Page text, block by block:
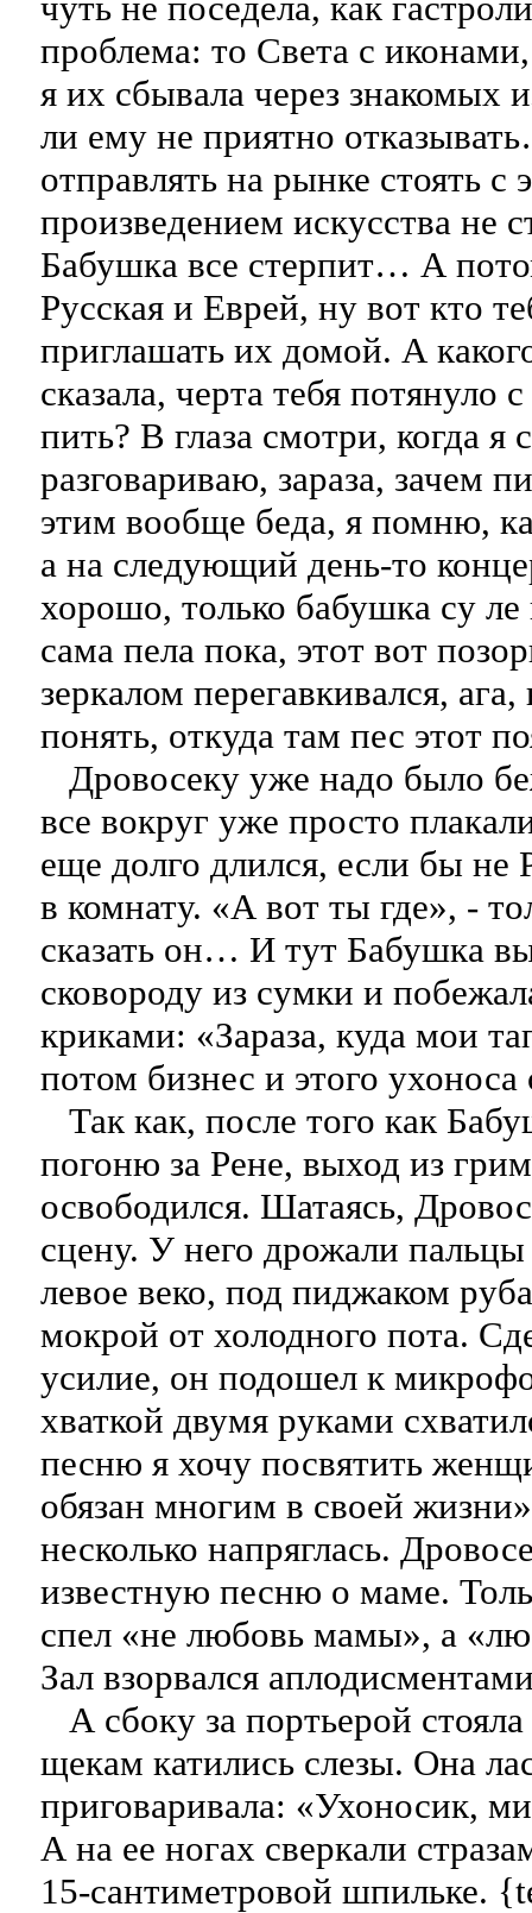
проблема: то Света с
я их сбывала через знакомых
ли ему не приятно
отправлять на рынке стоять с
произведением искусства не
Бабушка все стерпит… А
Русская и Еврей, ну вот кто
приглашать их домой. А
сказала, черта тебя потянуло
пить? В глаза смотри, когда я
разговариваю, зараза, зачем
этим вообще беда, я помню,
а на следующий день-то
хорошо, только бабушка су ле
сама пела пока, этот вот
зеркалом перегавкивался,
понять, откуда там пес этот
Дровосеку уже надо было
все вокруг уже просто
еще долго длился, если бы не
в комнату. «А вот ты где», -
сказать он… И тут Бабушка
сковороду из сумки и
криками: «Зараза, куда мои
потом бизнес и этого ухоноса
Так как, после того как
погоню за Рене, выход из
освободился. Шатаясь,
сцену. У него дрожали пальцы
левое веко, под пиджаком
мокрой от холодного пота.
усилие, он подошел к
хваткой двумя руками
песню я хочу посвятить
обязан многим в своей
несколько напряглась.
известную песню о маме.
спел «не любовь мамы», а
Зал взорвался
А сбоку за портьерой
щекам катились слезы. Она
приговаривала: «Ухоносик,
А на ее ногах сверкали
15-сантиметровой шпильке.